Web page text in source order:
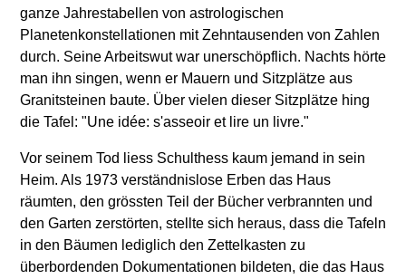
ganze Jahrestabellen von astrologischen
Planetenkonstellationen mit Zehntausenden von Zahlen
durch. Seine Arbeitswut war unerschöpflich. Nachts hörte
man ihn singen, wenn er Mauern und Sitzplätze aus
Granitsteinen baute. Über vielen dieser Sitzplätze hing
die Tafel: "Une idée: s'asseoir et lire un livre."
Vor seinem Tod liess Schulthess kaum jemand in sein
Heim. Als 1973 verständnislose Erben das Haus
räumten, den grössten Teil der Bücher verbrannten und
den Garten zerstörten, stellte sich heraus, dass die Tafeln
in den Bäumen lediglich den Zettelkasten zu
überbordenden Dokumentationen bildeten, die das Haus